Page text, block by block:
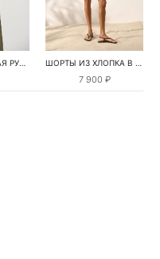
ПОЛУПРОЗРАЧНАЯ РУБАШКА С РОМАШКАМИ ШОРТЫ ИЗ ХЛОПКА В КЛЕТКУ
7 900 ₽